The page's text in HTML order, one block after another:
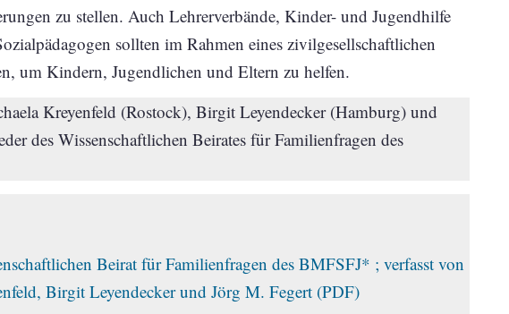
zu stellen. Auch Lehrerverbände, Kinder- und Jugendhilfe
sollten im Rahmen eines zivilgesellschaftlichen
um Kindern, Jugendlichen und Eltern zu helfen.
Kreyenfeld (Rostock), Birgit Leyendecker (Hamburg) und
des Wissenschaftlichen Beirates für Familienfragen des
Beirat für Familienfragen des BMFSFJ* ; verfasst von
Birgit Leyendecker und Jörg M. Fegert (PDF)